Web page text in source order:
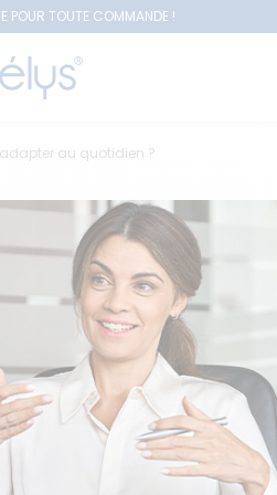
POUR TOUTE COMMANDE !
au quotidien ?